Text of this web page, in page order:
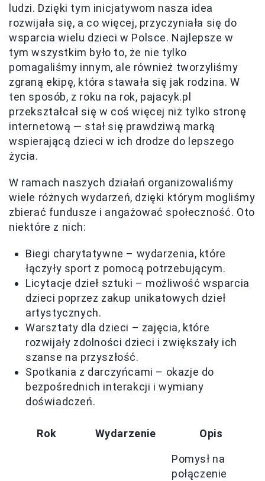
ludzi. Dzięki tym inicjatywom nasza idea
rozwijała się, a co więcej, przyczyniała się do
wsparcia wielu dzieci w Polsce. Najlepsze w
tym wszystkim było to, że nie tylko
pomagaliśmy innym, ale również tworzyliśmy
zgraną ekipę, która stawała się jak rodzina. W
ten sposób, z roku na rok, pajacyk.pl
przekształcał się w coś więcej niż tylko stronę
internetową — stał się prawdziwą marką
wspierającą dzieci w ich drodze do lepszego
życia.
W ramach naszych działań organizowaliśmy
wiele różnych wydarzeń, dzięki którym mogliśmy
zbierać fundusze i angażować społeczność. Oto
niektóre z nich:
Biegi charytatywne – wydarzenia, które
łączyły sport z pomocą potrzebującym.
Licytacje dzieł sztuki – możliwość wsparcia
dzieci poprzez zakup unikatowych dzieł
artystycznych.
Warsztaty dla dzieci – zajęcia, które
rozwijały zdolności dzieci i zwiększały ich
szanse na przyszłość.
Spotkania z darczyńcami – okazje do
bezpośrednich interakcji i wymiany
doświadczeń.
Rok Wydarzenie Opis
Pomysł na
połączenie